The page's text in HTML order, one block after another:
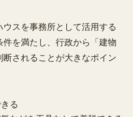
スを事務所として活用する
件を満たし、行政から「建物
断されることが大きなポイン
る